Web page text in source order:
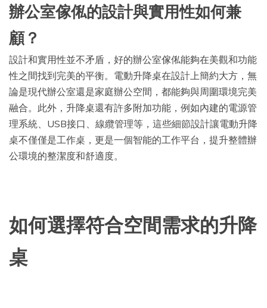
辦公室傢俬的設計與實用性如何兼
顧？
設計和實用性並不矛盾，好的辦公室傢俬能夠在美觀和功能
性之間找到完美的平衡。電動升降桌在設計上簡約大方，無
論是現代辦公室還是家庭辦公空間，都能夠與周圍環境完美
融合。此外，升降桌還有許多附加功能，例如內建的電源管
理系統、USB接口、線纜管理等，這些細節設計讓電動升降
桌不僅僅是工作桌，更是一個智能的工作平台，提升整體辦
公環境的整潔度和舒適度。
如何選擇符合空間需求的升降
桌